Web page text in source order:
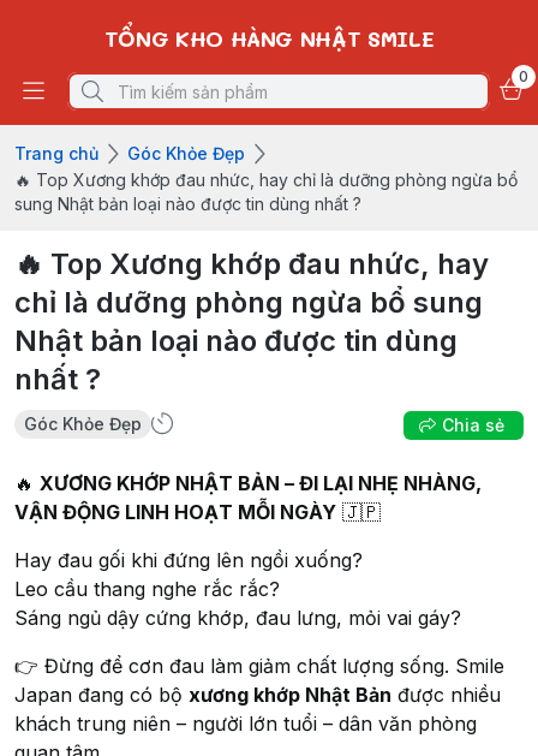
TỔNG KHO HÀNG NHẬT SMILE
0
Trang chủ
Góc Khỏe Đẹp
🔥 Top Xương khớp đau nhức, hay chỉ là dưỡng phòng ngừa bổ
sung Nhật bản loại nào được tin dùng nhất ?
🔥 Top Xương khớp đau nhức, hay
chỉ là dưỡng phòng ngừa bổ sung
Nhật bản loại nào được tin dùng
nhất ?
Góc Khỏe Đẹp Chia sẻ
🔥 XƯƠNG KHỚP NHẬT BẢN – ĐI LẠI NHẸ NHÀNG,
VẬN ĐỘNG LINH HOẠT MỖI NGÀY 🇯🇵
Hay đau gối khi đứng lên ngồi xuống?
Leo cầu thang nghe rắc rắc?
Sáng ngủ dậy cứng khớp, đau lưng, mỏi vai gáy?
👉 Đừng để cơn đau làm giảm chất lượng sống. Smile
Japan đang có bộ xương khớp Nhật Bản được nhiều
khách trung niên – người lớn tuổi – dân văn phòng